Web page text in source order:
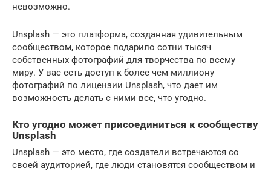
невозможно.
Unsplash — это платформа, созданная удивительным
сообществом, которое подарило сотни тысяч
собственных фотографий для творчества по всему
миру. У вас есть доступ к более чем миллиону
фотографий по лицензии Unsplash, что дает им
возможность делать с ними все, что угодно.
Кто угодно может присоединиться к сообществу
Unsplash
Unsplash — это место, где создатели встречаются со
своей аудиторией, где люди становятся сообществом и